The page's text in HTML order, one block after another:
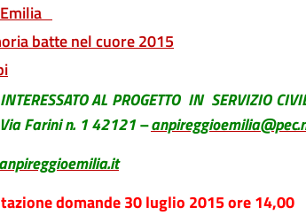
batte nel cuore 2015
AL PROGETTO IN SERVIZIO
Farini n. 1 42121 –
domande 30 luglio 2015 ore 14,00